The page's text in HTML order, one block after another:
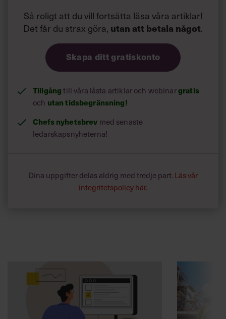
Så roligt att du vill fortsätta läsa våra artiklar!
Det får du strax göra, utan att betala något.
Skapa ditt gratiskonto
Tillgång till våra låsta artiklar och webinargratis
och utan tidsbegränsning!
Chefs nyhetsbrev med senaste
ledarskapsnyheterna!
Dina uppgifter delas aldrig med tredje part. Läs vår
integritetspolicy här.